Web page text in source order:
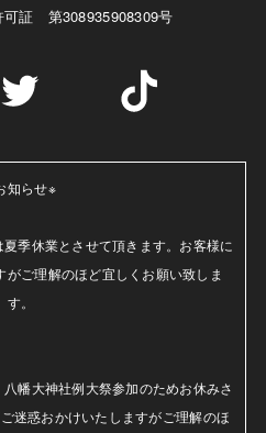
可証 第308935908309号
知らせ※
季休業とさせて頂きます。お客様に
ご理解のほど宜しくお願い致しま
す。
幡大神社例大祭参加のためお休みさ
迷惑おかけいたしますがご理解のほ